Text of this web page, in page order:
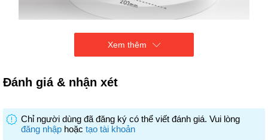
Xem thêm
Đánh giá & nhận xét
Chỉ người dùng đã đăng ký có thể viết đánh giá. Vui lòng
đăng nhập hoặc tạo tài khoản